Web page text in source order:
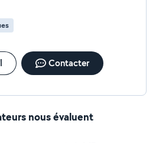
Contacter
nous évaluent